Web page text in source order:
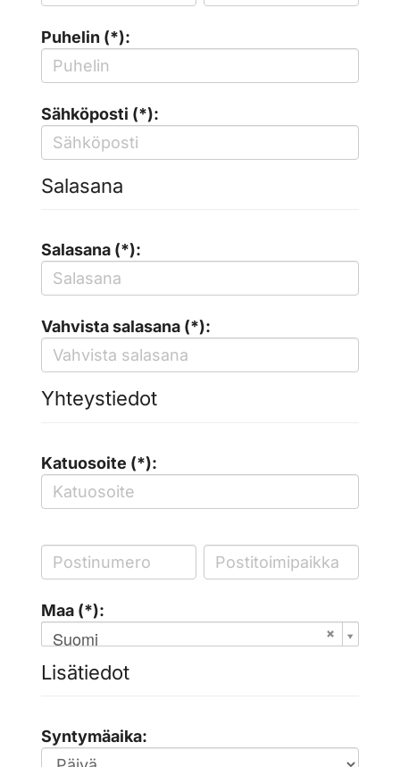
Puhelin (*):
Sähköposti (*):
Salasana
Salasana (*):
Vahvista salasana (*):
Yhteystiedot
Katuosoite (*):
Maa (*):
Suomi
Lisätiedot
Syntymäaika: